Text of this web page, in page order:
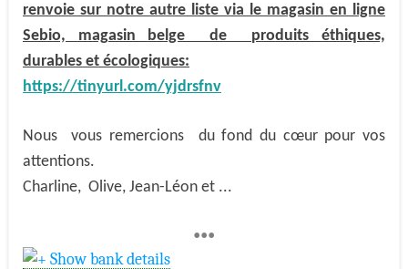
renvoie sur notre autre liste via le magasin en ligne
Sebio, magasin belge de produits éthiques,
durables et écologiques:
https://tinyurl.com/yjdrsfnv
Nous vous remercions du fond du cœur pour vos
attentions.
Charline, Olive, Jean-Léon et ...
•••
Show bank details